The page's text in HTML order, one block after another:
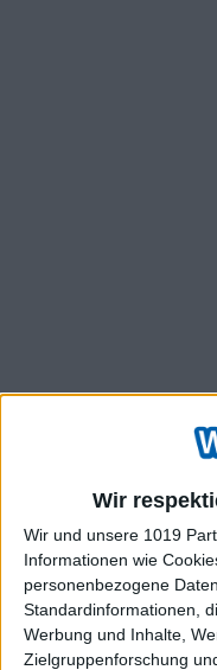
Wir
Wir und unsere 1019
Informationen wie
personenbezogene
Standardinformationen,
Werbung und Inhalte,
Zielgruppenforschung